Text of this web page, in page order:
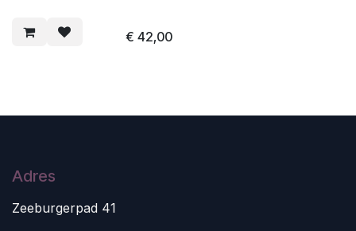
€ 42,00
Adres
Zeeburgerpad 41